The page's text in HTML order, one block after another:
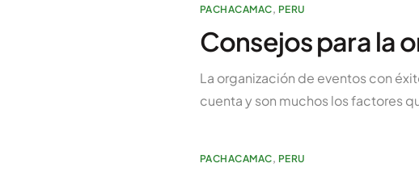
PACHACAMAC, PERU
Consejos para la
La organización de eventos con
cuenta y son muchos los factores
PACHACAMAC, PERU